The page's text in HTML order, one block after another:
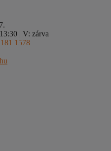
| V: zárva
1578